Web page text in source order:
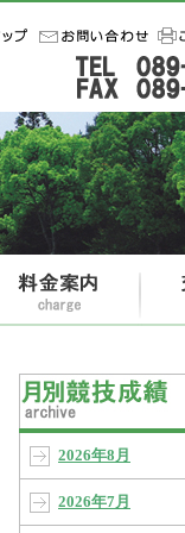
2026年8月
2026年7月